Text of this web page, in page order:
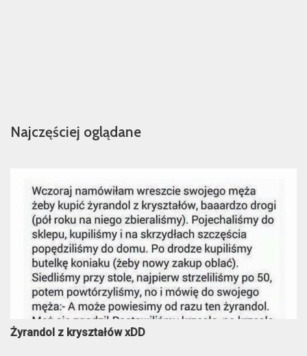
Najczęściej oglądane
Żyrandol z kryształów xDD